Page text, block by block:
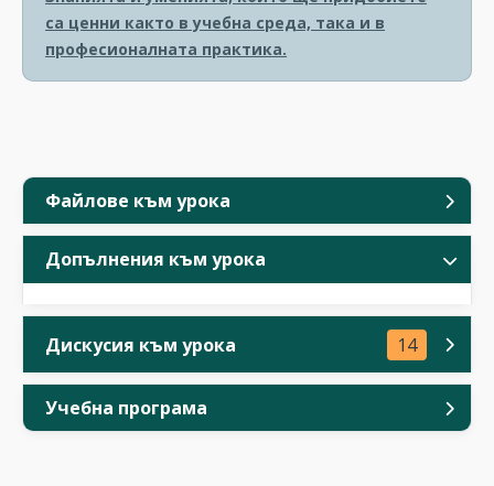
Файлове към урока
Допълнения към урока
Дискусия към урока 14
Учебна програма
са ценни както в учебна среда, така и в
професионалната практика.